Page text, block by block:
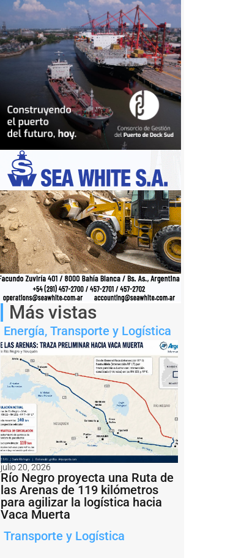
Más vistas
Energía, Transporte y Logística
julio 20, 2026
Río Negro proyecta una Ruta de
las Arenas de 119 kilómetros
para agilizar la logística hacia
Vaca Muerta
Transporte y Logística